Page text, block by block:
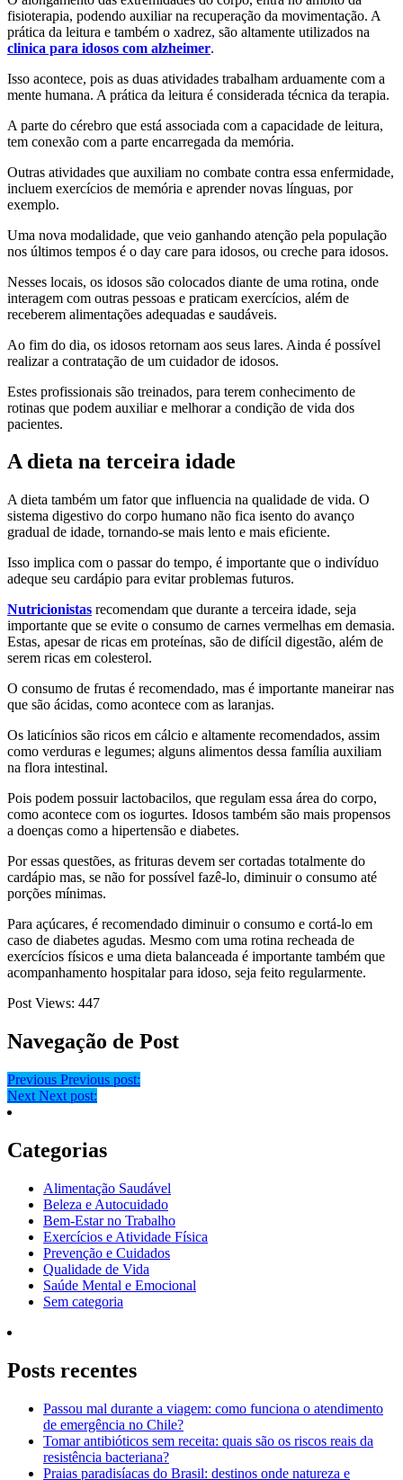
fisioterapia, podendo auxiliar na recuperação da movimentação. A
prática da leitura e também o xadrez, são altamente utilizados na
clinica para idosos com alzheimer.
Isso acontece, pois as duas atividades trabalham arduamente com a
mente humana. A prática da leitura é considerada técnica da terapia.
A parte do cérebro que está associada com a capacidade de leitura,
tem conexão com a parte encarregada da memória.
Outras atividades que auxiliam no combate contra essa enfermidade,
incluem exercícios de memória e aprender novas línguas, por
exemplo.
Uma nova modalidade, que veio ganhando atenção pela população
nos últimos tempos é o day care para idosos, ou creche para idosos.
Nesses locais, os idosos são colocados diante de uma rotina, onde
interagem com outras pessoas e praticam exercícios, além de
receberem alimentações adequadas e saudáveis.
Ao fim do dia, os idosos retornam aos seus lares. Ainda é possível
realizar a contratação de um cuidador de idosos.
Estes profissionais são treinados, para terem conhecimento de
rotinas que podem auxiliar e melhorar a condição de vida dos
pacientes.
A dieta na terceira idade
A dieta também um fator que influencia na qualidade de vida. O
sistema digestivo do corpo humano não fica isento do avanço
gradual de idade, tornando-se mais lento e mais eficiente.
Isso implica com o passar do tempo, é importante que o indivíduo
adeque seu cardápio para evitar problemas futuros.
Nutricionistas recomendam que durante a terceira idade, seja
importante que se evite o consumo de carnes vermelhas em demasia.
Estas, apesar de ricas em proteínas, são de difícil digestão, além de
serem ricas em colesterol.
O consumo de frutas é recomendado, mas é importante maneirar nas
que são ácidas, como acontece com as laranjas.
Os laticínios são ricos em cálcio e altamente recomendados, assim
como verduras e legumes; alguns alimentos dessa família auxiliam
na flora intestinal.
Pois podem possuir lactobacilos, que regulam essa área do corpo,
como acontece com os iogurtes. Idosos também são mais propensos
a doenças como a hipertensão e diabetes.
Por essas questões, as frituras devem ser cortadas totalmente do
cardápio mas, se não for possível fazê-lo, diminuir o consumo até
porções mínimas.
Para açúcares, é recomendado diminuir o consumo e cortá-lo em
caso de diabetes agudas. Mesmo com uma rotina recheada de
exercícios físicos e uma dieta balanceada é importante também que
acompanhamento hospitalar para idoso, seja feito regularmente.
Post Views: 447
Navegação de Post
Previous Previous post:
Next Next post:
Categorias
Alimentação Saudável
Beleza e Autocuidado
Bem-Estar no Trabalho
Exercícios e Atividade Física
Prevenção e Cuidados
Qualidade de Vida
Saúde Mental e Emocional
Sem categoria
Posts recentes
Passou mal durante a viagem: como funciona o atendimento
de emergência no Chile?
Tomar antibióticos sem receita: quais são os riscos reais da
resistência bacteriana?
Praias paradisíacas do Brasil: destinos onde natureza e